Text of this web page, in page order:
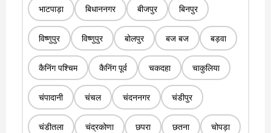
भाटपाड़ा बिधाननगर बीजपुर बिनपुर
विष्णुपुर विष्णुपुर बोलपुर बज बज बड़वा
कैनिंग पश्चिम कैनिंग पूर्व चकदहा चाकुलिया
चंपादानी चंचल चंदननगर चंडीपुर
चंडीतला चंद्रकोणा छपरा छतना चोपड़ा